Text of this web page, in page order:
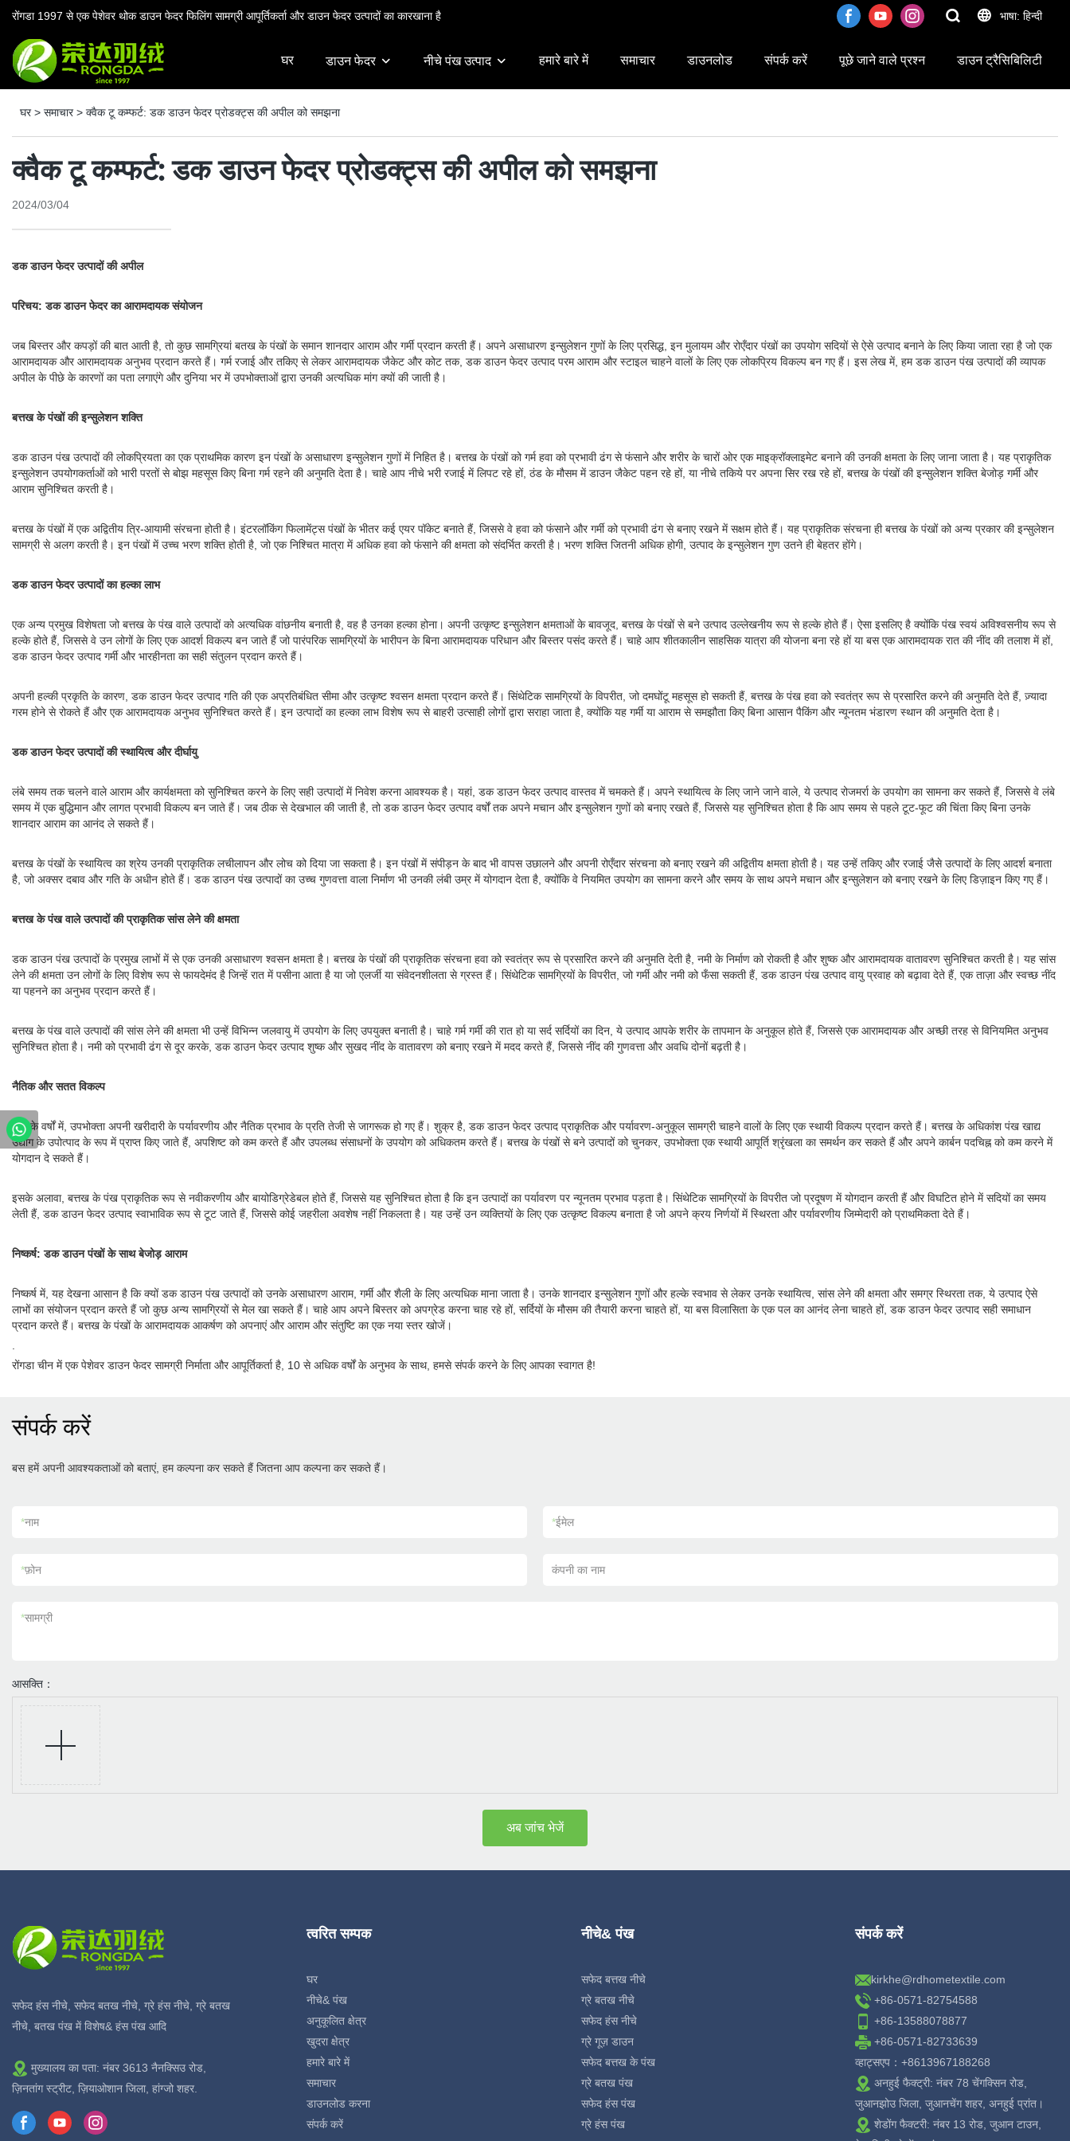
रोंगडा 1997 से एक पेशेवर थोक डाउन फेदर फिलिंग सामग्री आपूर्तिकर्ता और डाउन फेदर उत्पादों का कारखाना है भाषा: हिन्दी
घर डाउन फेदर नीचे पंख उत्पाद हमारे बारे में समाचार डाउनलोड संपर्क करें पूछे जाने वाले प्रश्न डाउन ट्रैसिबिलिटी
घर> समाचार> क्वैक टू कम्फर्ट: डक डाउन फेदर प्रोडक्ट्स की अपील को समझना
क्वैक टू कम्फर्ट: डक डाउन फेदर प्रोडक्ट्स की अपील को समझना
2024/03/04
डक डाउन फेदर उत्पादों की अपील
परिचय: डक डाउन फेदर का आरामदायक संयोजन
जब बिस्तर और कपड़ों की बात आती है, तो कुछ सामग्रियां बतख के पंखों के समान शानदार आराम और गर्मी प्रदान करती हैं। अपने असाधारण इन्सुलेशन गुणों के लिए प्रसिद्ध, इन मुलायम और रोएँदार पंखों का उपयोग सदियों से ऐसे उत्पाद बनाने के लिए किया जाता रहा है जो एक
आरामदायक और आरामदायक अनुभव प्रदान करते हैं। गर्म रजाई और तकिए से लेकर आरामदायक जैकेट और कोट तक, डक डाउन फेदर उत्पाद परम आराम और स्टाइल चाहने वालों के लिए एक लोकप्रिय विकल्प बन गए हैं। इस लेख में, हम डक डाउन पंख उत्पादों की व्यापक
अपील के पीछे के कारणों का पता लगाएंगे और दुनिया भर में उपभोक्ताओं द्वारा उनकी अत्यधिक मांग क्यों की जाती है।
बत्तख के पंखों की इन्सुलेशन शक्ति
डक डाउन पंख उत्पादों की लोकप्रियता का एक प्राथमिक कारण इन पंखों के असाधारण इन्सुलेशन गुणों में निहित है। बत्तख के पंखों को गर्म हवा को प्रभावी ढंग से फंसाने और शरीर के चारों ओर एक माइक्रॉक्लाइमेट बनाने की उनकी क्षमता के लिए जाना जाता है। यह प्राकृतिक
इन्सुलेशन उपयोगकर्ताओं को भारी परतों से बोझ महसूस किए बिना गर्म रहने की अनुमति देता है। चाहे आप नीचे भरी रजाई में लिपट रहे हों, ठंड के मौसम में डाउन जैकेट पहन रहे हों, या नीचे तकिये पर अपना सिर रख रहे हों, बत्तख के पंखों की इन्सुलेशन शक्ति बेजोड़ गर्मी और
आराम सुनिश्चित करती है।
बत्तख के पंखों में एक अद्वितीय त्रि-आयामी संरचना होती है। इंटरलॉकिंग फिलामेंट्स पंखों के भीतर कई एयर पॉकेट बनाते हैं, जिससे वे हवा को फंसाने और गर्मी को प्रभावी ढंग से बनाए रखने में सक्षम होते हैं। यह प्राकृतिक संरचना ही बत्तख के पंखों को अन्य प्रकार की इन्सुलेशन
सामग्री से अलग करती है। इन पंखों में उच्च भरण शक्ति होती है, जो एक निश्चित मात्रा में अधिक हवा को फंसाने की क्षमता को संदर्भित करती है। भरण शक्ति जितनी अधिक होगी, उत्पाद के इन्सुलेशन गुण उतने ही बेहतर होंगे।
डक डाउन फेदर उत्पादों का हल्का लाभ
एक अन्य प्रमुख विशेषता जो बत्तख के पंख वाले उत्पादों को अत्यधिक वांछनीय बनाती है, वह है उनका हल्का होना। अपनी उत्कृष्ट इन्सुलेशन क्षमताओं के बावजूद, बत्तख के पंखों से बने उत्पाद उल्लेखनीय रूप से हल्के होते हैं। ऐसा इसलिए है क्योंकि पंख स्वयं अविश्वसनीय रूप से
हल्के होते हैं, जिससे वे उन लोगों के लिए एक आदर्श विकल्प बन जाते हैं जो पारंपरिक सामग्रियों के भारीपन के बिना आरामदायक परिधान और बिस्तर पसंद करते हैं। चाहे आप शीतकालीन साहसिक यात्रा की योजना बना रहे हों या बस एक आरामदायक रात की नींद की तलाश में हों,
डक डाउन फेदर उत्पाद गर्मी और भारहीनता का सही संतुलन प्रदान करते हैं।
अपनी हल्की प्रकृति के कारण, डक डाउन फेदर उत्पाद गति की एक अप्रतिबंधित सीमा और उत्कृष्ट श्वसन क्षमता प्रदान करते हैं। सिंथेटिक सामग्रियों के विपरीत, जो दमघोंटू महसूस हो सकती हैं, बत्तख के पंख हवा को स्वतंत्र रूप से प्रसारित करने की अनुमति देते हैं, ज़्यादा
गरम होने से रोकते हैं और एक आरामदायक अनुभव सुनिश्चित करते हैं। इन उत्पादों का हल्का लाभ विशेष रूप से बाहरी उत्साही लोगों द्वारा सराहा जाता है, क्योंकि यह गर्मी या आराम से समझौता किए बिना आसान पैकिंग और न्यूनतम भंडारण स्थान की अनुमति देता है।
डक डाउन फेदर उत्पादों की स्थायित्व और दीर्घायु
लंबे समय तक चलने वाले आराम और कार्यक्षमता को सुनिश्चित करने के लिए सही उत्पादों में निवेश करना आवश्यक है। यहां, डक डाउन फेदर उत्पाद वास्तव में चमकते हैं। अपने स्थायित्व के लिए जाने जाने वाले, ये उत्पाद रोजमर्रा के उपयोग का सामना कर सकते हैं, जिससे वे लंबे
समय में एक बुद्धिमान और लागत प्रभावी विकल्प बन जाते हैं। जब ठीक से देखभाल की जाती है, तो डक डाउन फेदर उत्पाद वर्षों तक अपने मचान और इन्सुलेशन गुणों को बनाए रखते हैं, जिससे यह सुनिश्चित होता है कि आप समय से पहले टूट-फूट की चिंता किए बिना उनके
शानदार आराम का आनंद ले सकते हैं।
बत्तख के पंखों के स्थायित्व का श्रेय उनकी प्राकृतिक लचीलापन और लोच को दिया जा सकता है। इन पंखों में संपीड़न के बाद भी वापस उछालने और अपनी रोएँदार संरचना को बनाए रखने की अद्वितीय क्षमता होती है। यह उन्हें तकिए और रजाई जैसे उत्पादों के लिए आदर्श बनाता
है, जो अक्सर दबाव और गति के अधीन होते हैं। डक डाउन पंख उत्पादों का उच्च गुणवत्ता वाला निर्माण भी उनकी लंबी उम्र में योगदान देता है, क्योंकि वे नियमित उपयोग का सामना करने और समय के साथ अपने मचान और इन्सुलेशन को बनाए रखने के लिए डिज़ाइन किए गए हैं।
बत्तख के पंख वाले उत्पादों की प्राकृतिक सांस लेने की क्षमता
डक डाउन पंख उत्पादों के प्रमुख लाभों में से एक उनकी असाधारण श्वसन क्षमता है। बत्तख के पंखों की प्राकृतिक संरचना हवा को स्वतंत्र रूप से प्रसारित करने की अनुमति देती है, नमी के निर्माण को रोकती है और शुष्क और आरामदायक वातावरण सुनिश्चित करती है। यह सांस
लेने की क्षमता उन लोगों के लिए विशेष रूप से फायदेमंद है जिन्हें रात में पसीना आता है या जो एलर्जी या संवेदनशीलता से ग्रस्त हैं। सिंथेटिक सामग्रियों के विपरीत, जो गर्मी और नमी को फँसा सकती हैं, डक डाउन पंख उत्पाद वायु प्रवाह को बढ़ावा देते हैं, एक ताज़ा और स्वच्छ नींद
या पहनने का अनुभव प्रदान करते हैं।
बत्तख के पंख वाले उत्पादों की सांस लेने की क्षमता भी उन्हें विभिन्न जलवायु में उपयोग के लिए उपयुक्त बनाती है। चाहे गर्म गर्मी की रात हो या सर्द सर्दियों का दिन, ये उत्पाद आपके शरीर के तापमान के अनुकूल होते हैं, जिससे एक आरामदायक और अच्छी तरह से विनियमित अनुभव
सुनिश्चित होता है। नमी को प्रभावी ढंग से दूर करके, डक डाउन फेदर उत्पाद शुष्क और सुखद नींद के वातावरण को बनाए रखने में मदद करते हैं, जिससे नींद की गुणवत्ता और अवधि दोनों बढ़ती है।
नैतिक और सतत विकल्प
हाल के वर्षों में, उपभोक्ता अपनी खरीदारी के पर्यावरणीय और नैतिक प्रभाव के प्रति तेजी से जागरूक हो गए हैं। शुक्र है, डक डाउन फेदर उत्पाद प्राकृतिक और पर्यावरण-अनुकूल सामग्री चाहने वालों के लिए एक स्थायी विकल्प प्रदान करते हैं। बत्तख के अधिकांश पंख खाद्य
उद्योग के उपोत्पाद के रूप में प्राप्त किए जाते हैं, अपशिष्ट को कम करते हैं और उपलब्ध संसाधनों के उपयोग को अधिकतम करते हैं। बत्तख के पंखों से बने उत्पादों को चुनकर, उपभोक्ता एक स्थायी आपूर्ति श्रृंखला का समर्थन कर सकते हैं और अपने कार्बन पदचिह्न को कम करने में
योगदान दे सकते हैं।
इसके अलावा, बत्तख के पंख प्राकृतिक रूप से नवीकरणीय और बायोडिग्रेडेबल होते हैं, जिससे यह सुनिश्चित होता है कि इन उत्पादों का पर्यावरण पर न्यूनतम प्रभाव पड़ता है। सिंथेटिक सामग्रियों के विपरीत जो प्रदूषण में योगदान करती हैं और विघटित होने में सदियों का समय
लेती हैं, डक डाउन फेदर उत्पाद स्वाभाविक रूप से टूट जाते हैं, जिससे कोई जहरीला अवशेष नहीं निकलता है। यह उन्हें उन व्यक्तियों के लिए एक उत्कृष्ट विकल्प बनाता है जो अपने क्रय निर्णयों में स्थिरता और पर्यावरणीय जिम्मेदारी को प्राथमिकता देते हैं।
निष्कर्ष: डक डाउन पंखों के साथ बेजोड़ आराम
निष्कर्ष में, यह देखना आसान है कि क्यों डक डाउन पंख उत्पादों को उनके असाधारण आराम, गर्मी और शैली के लिए अत्यधिक माना जाता है। उनके शानदार इन्सुलेशन गुणों और हल्के स्वभाव से लेकर उनके स्थायित्व, सांस लेने की क्षमता और समग्र स्थिरता तक, ये उत्पाद ऐसे
लाभों का संयोजन प्रदान करते हैं जो कुछ अन्य सामग्रियों से मेल खा सकते हैं। चाहे आप अपने बिस्तर को अपग्रेड करना चाह रहे हों, सर्दियों के मौसम की तैयारी करना चाहते हों, या बस विलासिता के एक पल का आनंद लेना चाहते हों, डक डाउन फेदर उत्पाद सही समाधान
प्रदान करते हैं। बत्तख के पंखों के आरामदायक आकर्षण को अपनाएं और आराम और संतुष्टि का एक नया स्तर खोजें।
रोंगडा चीन में एक पेशेवर डाउन फेदर सामग्री निर्माता और आपूर्तिकर्ता है, 10 से अधिक वर्षों के अनुभव के साथ, हमसे संपर्क करने के लिए आपका स्वागत है!
संपर्क करें
बस हमें अपनी आवश्यकताओं को बताएं, हम कल्पना कर सकते हैं जितना आप कल्पना कर सकते हैं।
*नाम *ईमेल
*फ़ोन कंपनी का नाम
*सामग्री
आसक्ति：
अब जांच भेजें
सफेद हंस नीचे, सफेद बतख नीचे, ग्रे हंस नीचे, ग्रे बतख
नीचे, बतख पंख में विशेष& हंस पंख आदि
मुख्यालय का पता: नंबर 3613 नैनक्सिउ रोड,
ज़िनतांग स्ट्रीट, ज़ियाओशान जिला, हांग्जो शहर.
त्वरित सम्पक
घर
नीचे& पंख
अनुकूलित क्षेत्र
खुदरा क्षेत्र
हमारे बारे में
समाचार
डाउनलोड करना
संपर्क करें
नीचे& पंख
सफेद बत्तख नीचे
ग्रे बतख नीचे
सफेद हंस नीचे
ग्रे गूज़ डाउन
सफेद बत्तख के पंख
ग्रे बतख पंख
सफेद हंस पंख
ग्रे हंस पंख
संपर्क करें
kirkhe@rdhometextile.com
+86-0571-82754588
+86-13588078877
+86-0571-82733639
व्हाट्सएप：+8613967188268
अनहुई फैक्ट्री: नंबर 78 चेंगक्सिन रोड,
जुआनझोउ जिला, जुआनचेंग शहर, अनहुई प्रांत।
शेडोंग फैक्टरी: नंबर 13 रोड, जुआन टाउन,